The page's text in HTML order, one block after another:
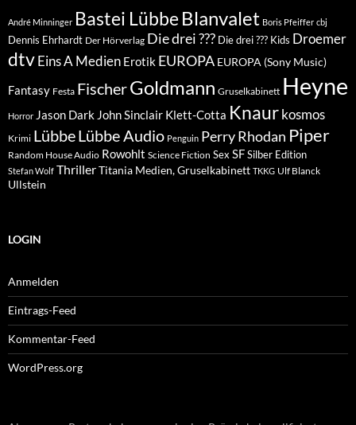
André Minninger Bastei Lübbe Blanvalet Boris Pfeiffer cbj
Dennis Ehrhardt Der Hörverlag Die drei ??? Die drei ??? Kids Droemer
dtvEins A Medien Erotik EUROPA EUROPA (Sony Music)
Fantasy Festa FischerGoldmann Gruselkabinett Heyne
Horror Jason Dark John Sinclair Klett-Cotta Knaur kosmos
Krimi LübbeLübbe Audio Penguin Perry Rhodan Piper
Random House Audio Rowohlt Science Fiction Sex SFSilber Edition
Stefan Wolf ThrillerTitania Medien, Gruselkabinett TKKG Ulf Blanck
Ullstein
LOGIN
Anmelden
Eintrags-Feed
Kommentar-Feed
WordPress.org